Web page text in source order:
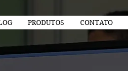
PRODUTOS CONTATO